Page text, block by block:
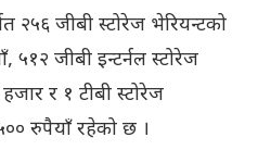
२५६ जीबी स्टोरेज भेरियन्टको
जीबी इन्टर्नल स्टोरेज
र १ टीबी स्टोरेज
रुपैयाँ रहेको छ ।